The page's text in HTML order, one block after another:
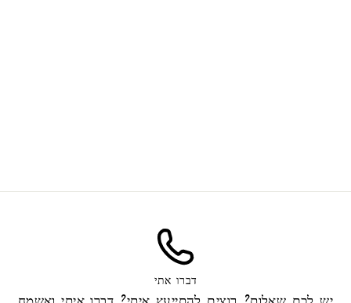
דברו אתי